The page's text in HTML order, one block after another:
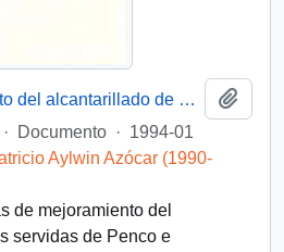
[Obras de mejoramiento del alcantarillado de aguas servidas de Penco e inauguración de población forjadores de Chile-Penco]
· Documento · 1994-01
Aylwin Azócar (1990-
de mejoramiento del
servidas de Penco e